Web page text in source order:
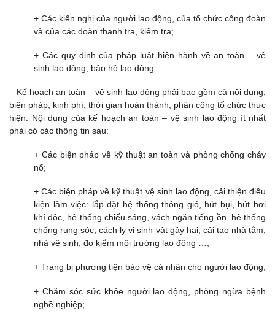
+ Các kiến nghị của người lao động, của tổ chức công đoàn
và của các đoàn thanh tra, kiểm tra;
+ Các quy định của pháp luật hiện hành về an toàn – vệ
sinh lao động, bảo hộ lao động.
– Kế hoạch an toàn – vệ sinh lao động phải bao gồm cả nội dung,
biện pháp, kinh phí, thời gian hoàn thành, phân công tổ chức thực
hiện. Nội dung của kế hoạch an toàn – vệ sinh lao động ít nhất
phải có các thông tin sau:
+ Các biện pháp về kỹ thuật an toàn và phòng chống cháy
nổ;
+ Các biện pháp về kỹ thuật vệ sinh lao động, cải thiện điều
kiện làm việc: lắp đặt hệ thống thông gió, hút bụi, hút hơi
khí độc, hệ thống chiếu sáng, vách ngăn tiếng ồn, hệ thống
chống rung sóc; cách ly vi sinh vật gây hại; cải tạo nhà tắm,
nhà vệ sinh; đo kiểm môi trường lao động …;
+ Trang bị phương tiện bảo vệ cá nhân cho người lao động;
+ Chăm sóc sức khỏe người lao động, phòng ngừa bệnh
nghề nghiệp;